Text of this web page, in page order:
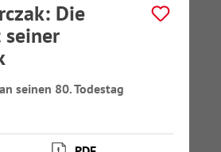
Die
seinen 80. Todestag